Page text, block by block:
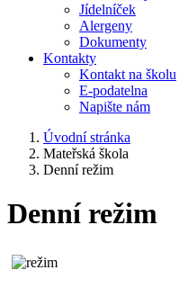
Jídelníček
Alergeny
Dokumenty
Kontakty
Kontakt na školu
E-podatelna
Napište nám
Úvodní stránka
Mateřská škola
Denní režim
Denní režim